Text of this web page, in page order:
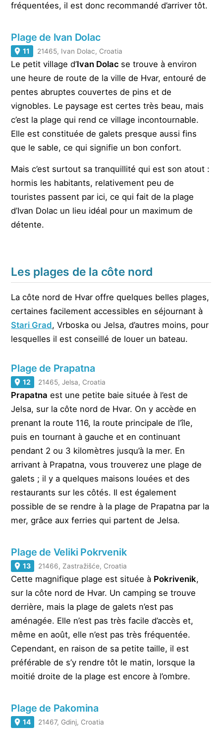
fréquentées, il est donc recommandé d’arriver tôt.
Plage de Ivan Dolac
11 21465, Ivan Dolac, Croatia
Le petit village d’Ivan Dolac se trouve à environ
une heure de route de la ville de Hvar, entouré de
pentes abruptes couvertes de pins et de
vignobles. Le paysage est certes très beau, mais
c’est la plage qui rend ce village incontournable.
Elle est constituée de galets presque aussi fins
que le sable, ce qui signifie un bon confort.
Mais c’est surtout sa tranquillité qui est son atout :
hormis les habitants, relativement peu de
touristes passent par ici, ce qui fait de la plage
d’Ivan Dolac un lieu idéal pour un maximum de
détente.
Les plages de la côte nord
La côte nord de Hvar offre quelques belles plages,
certaines facilement accessibles en séjournant à
Stari Grad, Vrboska ou Jelsa, d’autres moins, pour
lesquelles il est conseillé de louer un bateau.
Plage de Prapatna
12 21465, Jelsa, Croatia
Prapatna est une petite baie située à l’est de
Jelsa, sur la côte nord de Hvar. On y accède en
prenant la route 116, la route principale de l’île,
puis en tournant à gauche et en continuant
pendant 2 ou 3 kilomètres jusqu’à la mer. En
arrivant à Prapatna, vous trouverez une plage de
galets ; il y a quelques maisons louées et des
restaurants sur les côtés. Il est également
possible de se rendre à la plage de Prapatna par la
mer, grâce aux ferries qui partent de Jelsa.
Plage de Veliki Pokrvenik
13 21466, Zastražišće, Croatia
Cette magnifique plage est située à Pokrivenik,
sur la côte nord de Hvar. Un camping se trouve
derrière, mais la plage de galets n’est pas
aménagée. Elle n’est pas très facile d’accès et,
même en août, elle n’est pas très fréquentée.
Cependant, en raison de sa petite taille, il est
préférable de s’y rendre tôt le matin, lorsque la
moitié droite de la plage est encore à l’ombre.
Plage de Pakomina
14 21467, Gdinj, Croatia